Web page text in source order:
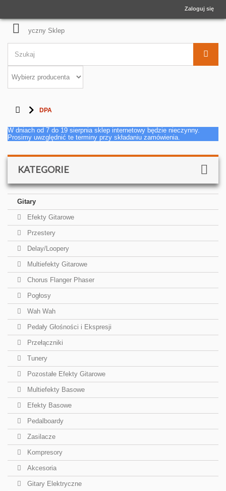
Zaloguj się
DPA
W dniach od 7 do 19 sierpnia sklep internetowy będzie nieczynny.
Prosimy uwzględnić te terminy przy składaniu zamówienia.
KATEGORIE
Gitary
Efekty Gitarowe
Przestery
Delay/Loopery
Multiefekty Gitarowe
Chorus Flanger Phaser
Pogłosy
Wah Wah
Pedały Głośności i Ekspresji
Przełączniki
Tunery
Pozostałe Efekty Gitarowe
Multiefekty Basowe
Efekty Basowe
Pedalboardy
Zasilacze
Kompresory
Akcesoria
Gitary Elektryczne